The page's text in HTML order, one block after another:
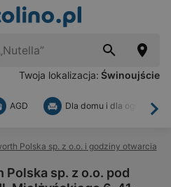
Twoja lokalizacja: Świnoujście
AGD Dla domu i dla ogrodu
Polska sp. z o.o. i godziny otwarcia
Polska sp. z o.o. pod